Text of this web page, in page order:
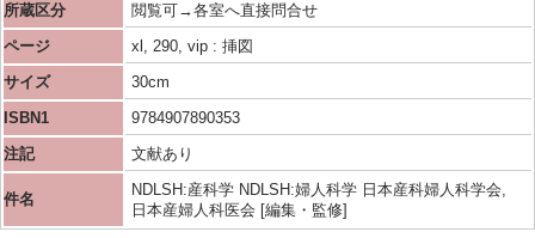
所蔵区分
閲覧可→各室へ直接問合せ
ページ
xl, 290, vip : 挿図
サイズ
30cm
ISBN1
9784907890353
注記
文献あり
件名
NDLSH:産科学 NDLSH:婦人科学 日本産科婦人科学会,
日本産婦人科医会 [編集・監修]